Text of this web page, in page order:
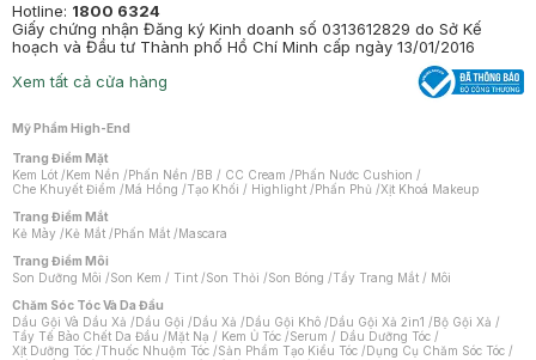
Hotline: 1800 6324
Giấy chứng nhận Đăng ký Kinh doanh số 0313612829 do Sở Kế
hoạch và Đầu tư Thành phố Hồ Chí Minh cấp ngày 13/01/2016
Xem tất cả cửa hàng
Mỹ Phẩm High-End
Trang Điểm Mặt
Kem Lót /Kem Nền /Phấn Nền /BB / CC Cream /Phấn Nước Cushion /
Che Khuyết Điểm /Má Hồng /Tạo Khối / Highlight /Phấn Phủ /Xịt Khoá Makeup
Trang Điểm Mắt
Kẻ Mày /Kẻ Mắt /Phấn Mắt /Mascara
Trang Điểm Môi
Son Dưỡng Môi /Son Kem / Tint /Son Thỏi /Son Bóng /Tẩy Trang Mắt / Môi
Chăm Sóc Tóc Và Da Đầu
Dầu Gội Và Dầu Xả /Dầu Gội /Dầu Xả /Dầu Gội Khô /Dầu Gội Xả 2in1 /Bộ Gội Xả /
Tẩy Tế Bào Chết Da Đầu /Mặt Nạ / Kem Ủ Tóc /Serum / Dầu Dưỡng Tóc /
Xịt Dưỡng Tóc /Thuốc Nhuộm Tóc /Sản Phẩm Tạo Kiểu Tóc /Dụng Cụ Chăm Sóc Tóc /